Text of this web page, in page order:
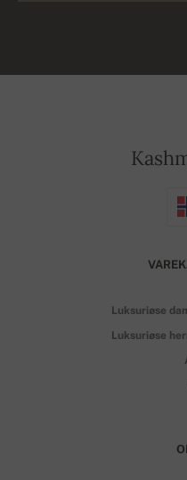
Luksuriøse
Luksuriøse